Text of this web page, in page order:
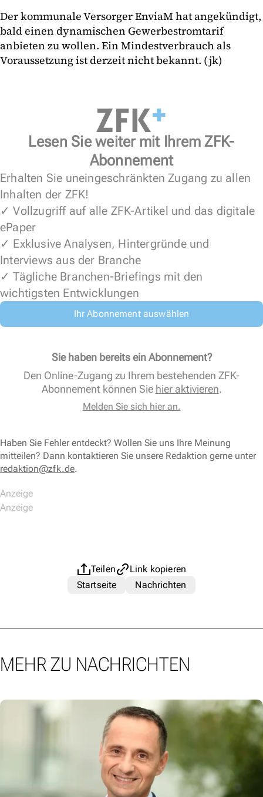
Der kommunale Versorger EnviaM hat angekündigt,
bald einen dynamischen Gewerbestromtarif
anbieten zu wollen. Ein Mindestverbrauch als
Voraussetzung ist derzeit nicht bekannt. (jk)
Lesen Sie weiter mit Ihrem ZFK-
Abonnement
Erhalten Sie uneingeschränkten Zugang zu allen
Inhalten der ZFK!
✓ Vollzugriff auf alle ZFK-Artikel und das digitale
ePaper
✓ Exklusive Analysen, Hintergründe und
Interviews aus der Branche
✓ Tägliche Branchen-Briefings mit den
wichtigsten Entwicklungen
Ihr Abonnement auswählen
Sie haben bereits ein Abonnement?
Den Online-Zugang zu Ihrem bestehenden ZFK-
Abonnement können Sie hier aktivieren.
Melden Sie sich hier an.
Haben Sie Fehler entdeckt? Wollen Sie uns Ihre Meinung
mitteilen? Dann kontaktieren Sie unsere Redaktion gerne unter
redaktion@zfk.de.
Teilen
Link kopieren
Startseite
Nachrichten
MEHR ZU NACHRICHTEN